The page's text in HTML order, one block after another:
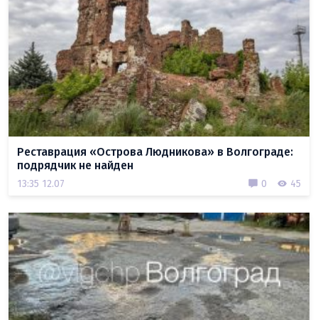
Реставрация «Острова Людникова» в Волгограде:
подрядчик не найден
13:35 12.07 0 45